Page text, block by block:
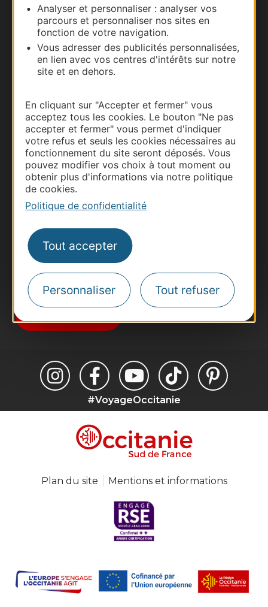
Analyser et personnaliser : analyser vos
parcours et personnaliser nos sites en
fonction de votre navigation.
Vous adresser des publicités personnalisées,
en lien avec vos centres d'intérêts sur notre
site et en dehors.
En cliquant sur "Accepter et fermer" vous
acceptez tous les cookies. Le bouton "Ne pas
accepter et fermer" vous permet d'indiquer
votre refus et seuls les cookies nécessaires au
fonctionnement du site seront déposés. Vous
pouvez modifier vos choix à tout moment ou
obtenir plus d'informations via notre politique
de cookies.
Politique de confidentialité
Tout accepter
Personnaliser Tout refuser
Documentation
Thermalisme
Business/Mice
Site presse et d'influence
Voyagistes
Destination Sport
Inscrivez-vous à la lettre d'information
Destination Occitanie pour recevoir des
suggestions de séjours, de visites et de sorties.
#VoyageOccitanie
Plan du site Mentions et informations